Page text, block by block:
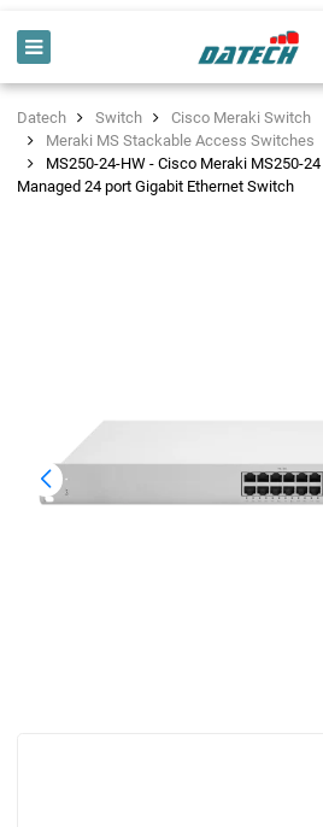
Datech Switch
Cisco Meraki Switch
Meraki MS Stackable Access Switches
MS250-24-HW - Cisco Meraki MS250-
Managed 24 port Gigabit Ethernet Switch